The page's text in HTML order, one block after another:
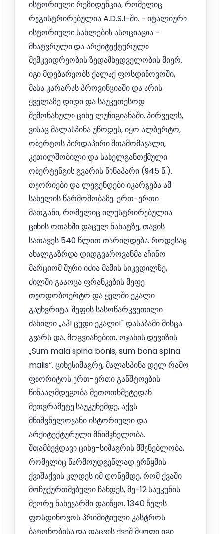
ისტორიული რეზიდენცია, რომელიც
რეგისტრირებულია A.D.S.I-ში. - იტალიური
ისტორიული სახლების ასოციაცია -
მხატვრული და არქიტექტურული
მემკვიდრეობის ზედამხედველობის მიერ.
იგი მდებარეობს ქალაქ ფოსდინოვოში,
მასა კარარას პროვინციაში და არის
ყველაზე დიდი და საუკეთესოდ
შემონახული ციხე ლუნიგიანაში. პირველს,
ვისაც მალასპინა უწოდეს, იყო ალბერტო,
ობერტოს პირდაპირი შთამომავალი,
კეთილშობილი და სახელგანთქმული
ობერტენგის გვარის წინაპარი (945 წ.).
თეორიები და ლეგენდები იკარგება ამ
სახელის წარმოშობაზე. ერთ-ერთი
მათგანი, რომელიც ილუსტრირებულია
ციხის ოთახში დაცულ ნახატზე, თავის
სათავეს 540 წლით თარიღდება. როდესაც
ახალგაზრდა დიდგვაროვანმა აჩინო
მარციომ შური იძია მამის სიკვდილზე,
ძილში გააოცა ფრანკების მეფე
თეოდობოერტო და ყელში ეკალი
გაუხვრიტა. მეფის სასოწარკვეთილი
ძახილი „აჰ! ცუდი ეკალი!" დასაბამი მისცა
გვარს და, მოგვიანებით, ოჯახის დევიზის
„Sum mala spina bonis, sum bona spina
malis“. ციხესიმაგრე, მალასპინა დელ რამო
ფიორიტოს ერთ-ერთი განშტოების
წინააღმდეგობა მეთოთხმეტედან
მეთვრამეტე საუკუნემდე, აქვს
მნიშვნელოვანი ისტორიული და
არქიტექტურული მნიშვნელობა.
შთამბეჭდავი ციხე-სიმაგრის მშენებლობა,
რომელიც წარმოუდგენლად ერწყმის
ქვიშაქვის კლდეს იმ დონემდე, რომ ქვაში
მოჩუქურთმებული ჩანდეს, მე-12 საუკუნის
მეორე ნახევარში დაიწყო. 1340 წელს
ფოსდინოვოს პრიმიტიული კასტროს
ბატონობისა და დაცვის ქვეშ მყოფი იგი